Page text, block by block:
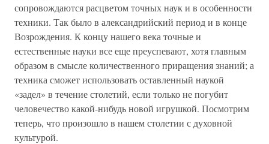
сопровождаются расцветом точных наук и в особенности
техники. Так было в александрийский период и в конце
Возрождения. К концу нашего века точные и
естественные науки все еще преуспевают, хотя главным
образом в смысле количественного приращения знаний; а
техника сможет использовать оставленный наукой
«задел» в течение столетий, если только не погубит
человечество какой-нибудь новой игрушкой. Посмотрим
теперь, что произошло в нашем столетии с духовной
культурой.